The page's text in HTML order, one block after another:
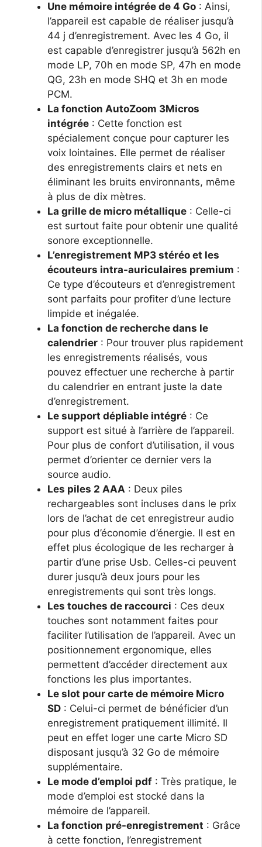
Une mémoire intégrée de 4 Go : Ainsi,
l’appareil est capable de réaliser jusqu’à
44 j d’enregistrement. Avec les 4 Go, il
est capable d’enregistrer jusqu’à 562h en
mode LP, 70h en mode SP, 47h en mode
QG, 23h en mode SHQ et 3h en mode
PCM.
La fonction AutoZoom 3Micros
intégrée : Cette fonction est
spécialement conçue pour capturer les
voix lointaines. Elle permet de réaliser
des enregistrements clairs et nets en
éliminant les bruits environnants, même
à plus de dix mètres.
La grille de micro métallique : Celle-ci
est surtout faite pour obtenir une qualité
sonore exceptionnelle.
L’enregistrement MP3 stéréo et les
écouteurs intra-auriculaires premium :
Ce type d’écouteurs et d’enregistrement
sont parfaits pour profiter d’une lecture
limpide et inégalée.
La fonction de recherche dans le
calendrier : Pour trouver plus rapidement
les enregistrements réalisés, vous
pouvez effectuer une recherche à partir
du calendrier en entrant juste la date
d’enregistrement.
Le support dépliable intégré : Ce
support est situé à l’arrière de l’appareil.
Pour plus de confort d’utilisation, il vous
permet d’orienter ce dernier vers la
source audio.
Les piles 2 AAA : Deux piles
rechargeables sont incluses dans le prix
lors de l’achat de cet enregistreur audio
pour plus d’économie d’énergie. Il est en
effet plus écologique de les recharger à
partir d’une prise Usb. Celles-ci peuvent
durer jusqu’à deux jours pour les
enregistrements qui sont très longs.
Les touches de raccourci : Ces deux
touches sont notamment faites pour
faciliter l’utilisation de l’appareil. Avec un
positionnement ergonomique, elles
permettent d’accéder directement aux
fonctions les plus importantes.
Le slot pour carte de mémoire Micro
SD : Celui-ci permet de bénéficier d’un
enregistrement pratiquement illimité. Il
peut en effet loger une carte Micro SD
disposant jusqu’à 32 Go de mémoire
supplémentaire.
Le mode d’emploi pdf : Très pratique, le
mode d’emploi est stocké dans la
mémoire de l’appareil.
La fonction pré-enregistrement : Grâce
à cette fonction, l’enregistrement